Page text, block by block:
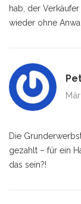
hab, der
wieder ohne
Die
gezahlt – für ein
das sein?!